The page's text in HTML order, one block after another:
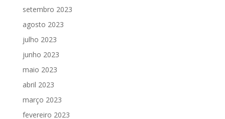
setembro 2023
agosto 2023
julho 2023
junho 2023
maio 2023
abril 2023
março 2023
fevereiro 2023